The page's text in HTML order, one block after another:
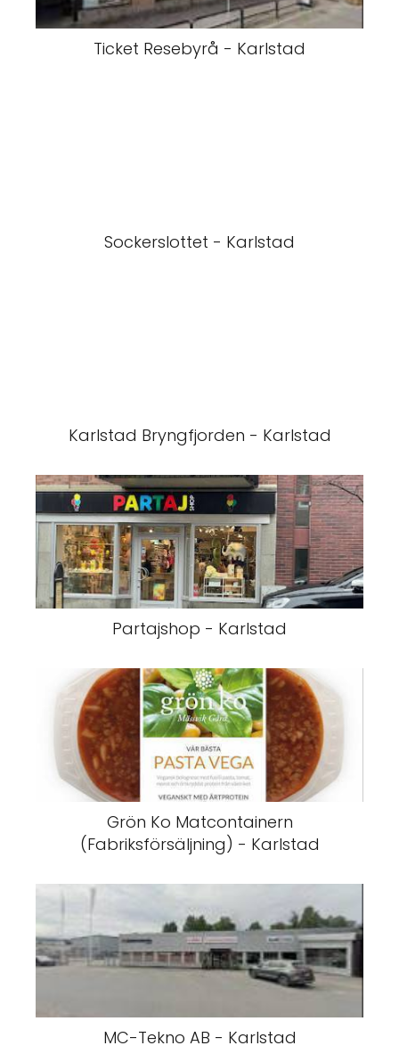
Ticket Resebyrå - Karlstad
Sockerslottet - Karlstad
Karlstad Bryngfjorden - Karlstad
Partajshop - Karlstad
Grön Ko Matcontainern
(Fabriksförsäljning) - Karlstad
MC-Tekno AB - Karlstad